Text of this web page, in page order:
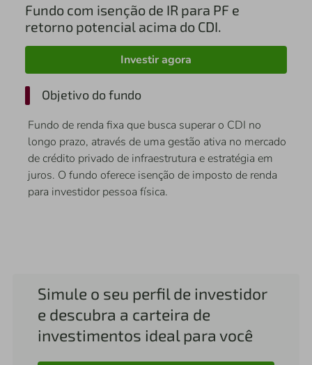
Fundo com isenção de IR para PF e
retorno potencial acima do CDI.
Investir agora
Objetivo do fundo
Fundo de renda fixa que busca superar o CDI no
longo prazo, através de uma gestão ativa no mercado
de crédito privado de infraestrutura e estratégia em
juros. O fundo oferece isenção de imposto de renda
para investidor pessoa física.
Simule o seu perfil de investidor
e descubra a carteira de
investimentos ideal para você